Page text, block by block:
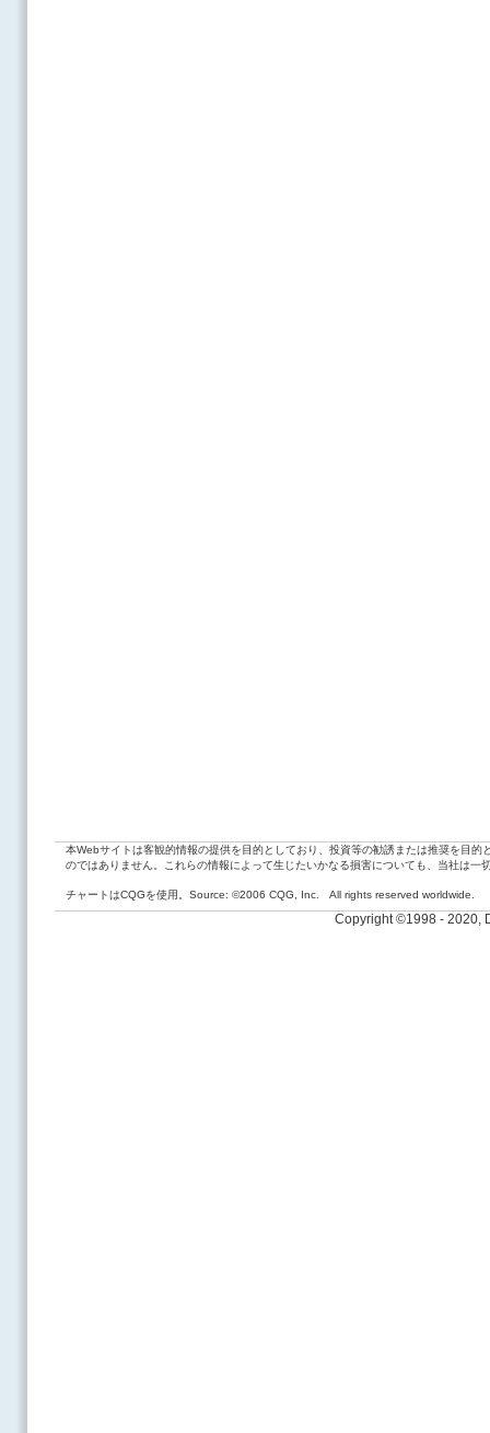
本Webサイトは客観的情報の提供を目的としており、投資等の勧誘または推奨を目
のではありません。これらの情報によって生じたいかなる損害についても、当社は一
チャートはCQGを使用。Source: ©2006 CQG, Inc. All rights reserved worldwide.
Copyright ©1998 - 2020,